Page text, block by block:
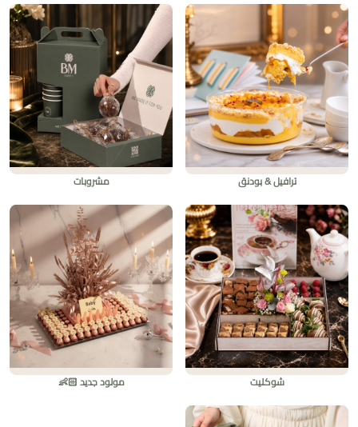
ترافيل & بودنق مشروبات
شوكليت مولود جديد 👶🏻